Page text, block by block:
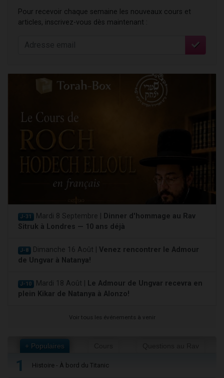
Pour recevoir chaque semaine les nouveaux cours et
articles, inscrivez-vous dès maintenant :
J-31 Mardi 8 Septembre |
Dinner d'hommage au Rav
Sitruk à Londres — 10 ans déjà
J-8 Dimanche 16 Août | Venez rencontrer le Admour
de Ungvar à Natanya!
J-10 Mardi 18 Août |
Le Admour de Ungvar recevra en
plein Kikar de Natanya à Alonzo!
Voir tous les événements à venir
+ Populaires
1 Histoire - À bord du Titanic